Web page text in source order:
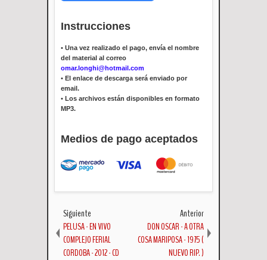
Instrucciones
• Una vez realizado el pago, envía el nombre
del material al correo
omar.longhi@hotmail.com
• El enlace de descarga será enviado por
email.
• Los archivos están disponibles en formato
MP3.
Medios de pago aceptados
Siguiente
PELUSA - EN VIVO
COMPLEJO FERIAL
CORDOBA - 2012 - CD
Anterior
DON OSCAR - A OTRA
COSA MARIPOSA - 1975 (
NUEVO RIP. )